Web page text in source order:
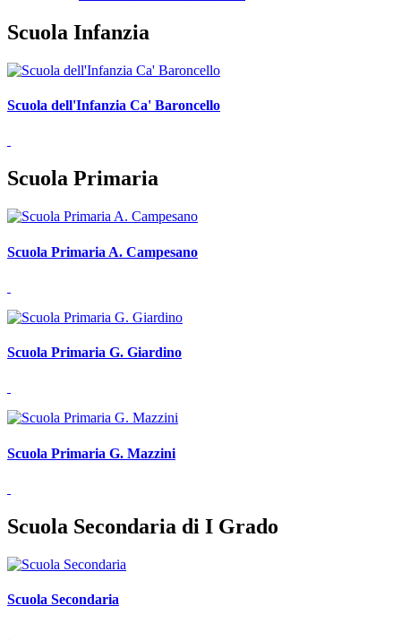
Scuola Infanzia
Scuola dell'Infanzia Ca' Baroncello
Scuola Primaria
Scuola Primaria A. Campesano
Scuola Primaria G. Giardino
Scuola Primaria G. Mazzini
Scuola Secondaria di I Grado
Scuola Secondaria